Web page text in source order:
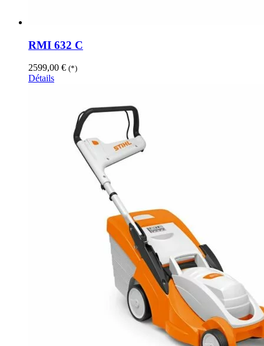
RMI 632 C
2599,00 € (*)
Détails